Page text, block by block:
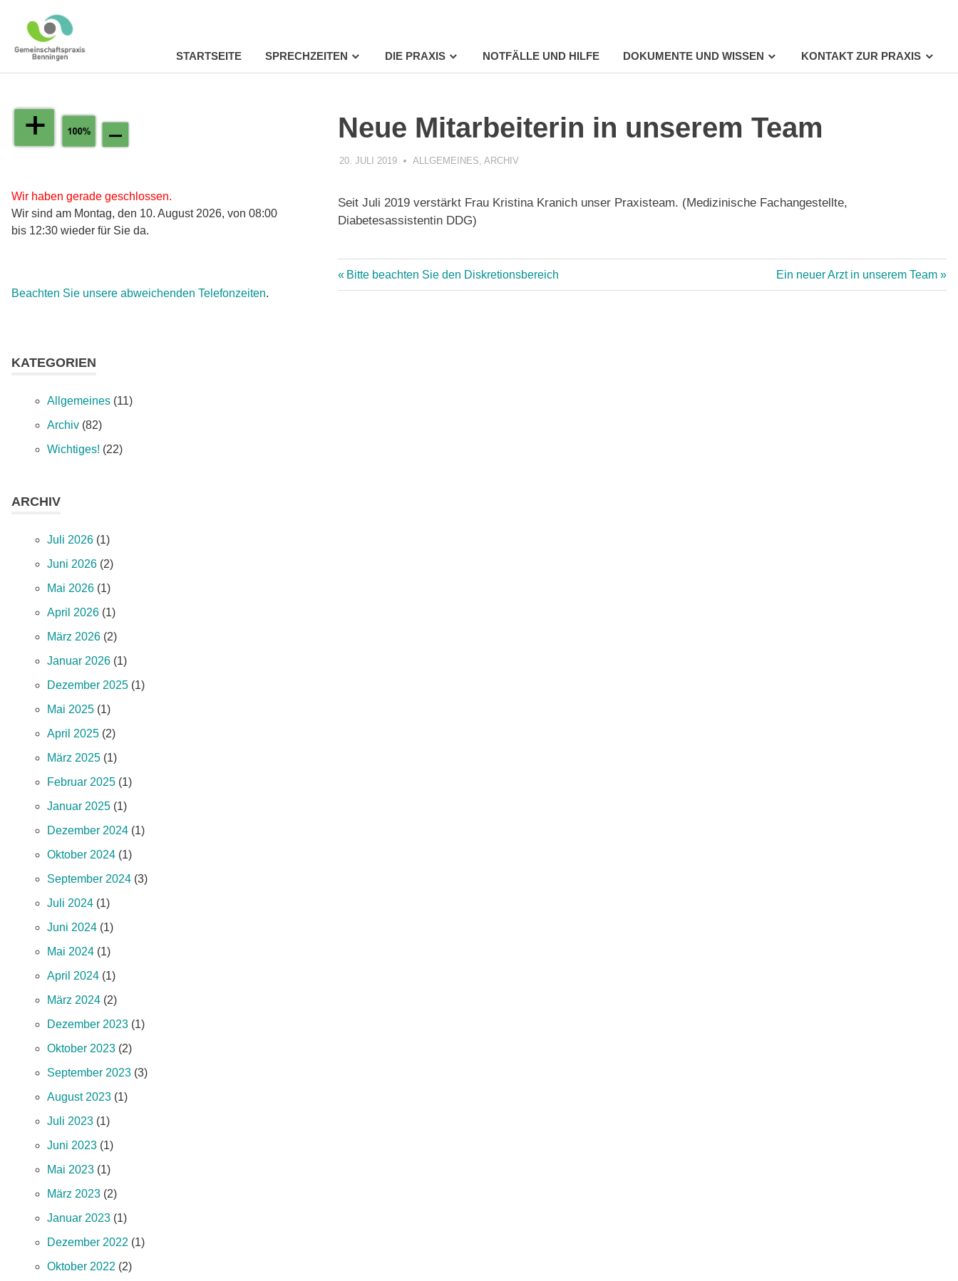
springen
STARTSEITE SPRECHZEITEN DIE PRAXIS NOTFÄLLE UND HILFE DOKUMENTE UND WISSEN KONTAKT ZUR PRAXIS
Neue Mitarbeiterin in unserem Team
20. JULI 2019 PRAXIS
ALLGEMEINES ,ARCHIV
Seit Juli 2019 verstärkt Frau Kristina Kranich unser Praxisteam. (Medizinische Fachangestellte,
Diabetesassistentin DDG)
Vorheriger
Beitrag:
Bitte beachten Sie den Diskretionsbereich
Nächster
Beitrag:
Ein neuer Arzt in unserem Team
Wir haben gerade geschlossen.
Wir sind am Montag, den 10. August 2026, von 08:00
bis 12:30 wieder für Sie da.
Beachten Sie unsere abweichenden Telefonzeiten.
KATEGORIEN
Allgemeines (11)
Archiv (82)
Wichtiges! (22)
ARCHIV
Juli 2026 (1)
Juni 2026 (2)
Mai 2026 (1)
April 2026 (1)
März 2026 (2)
Januar 2026 (1)
Dezember 2025 (1)
Mai 2025 (1)
April 2025 (2)
März 2025 (1)
Februar 2025 (1)
Januar 2025 (1)
Dezember 2024 (1)
Oktober 2024 (1)
September 2024 (3)
Juli 2024 (1)
Juni 2024 (1)
Mai 2024 (1)
April 2024 (1)
März 2024 (2)
Dezember 2023 (1)
Oktober 2023 (2)
September 2023 (3)
August 2023 (1)
Juli 2023 (1)
Juni 2023 (1)
Mai 2023 (1)
März 2023 (2)
Januar 2023 (1)
Dezember 2022 (1)
Oktober 2022 (2)